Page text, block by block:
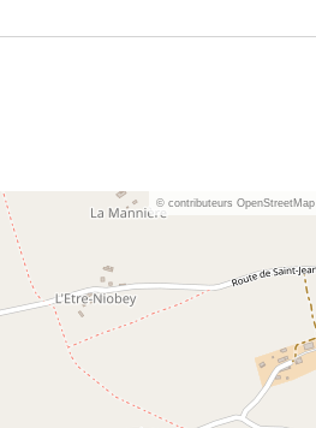
© contributeurs OpenStreetMap